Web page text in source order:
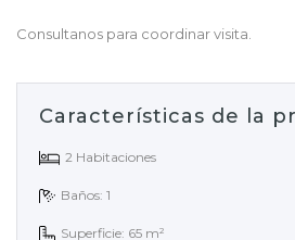
Consultanos para coordinar visita.
Características de la
2 Habitaciones
Baños: 1
Superficie: 65 m²